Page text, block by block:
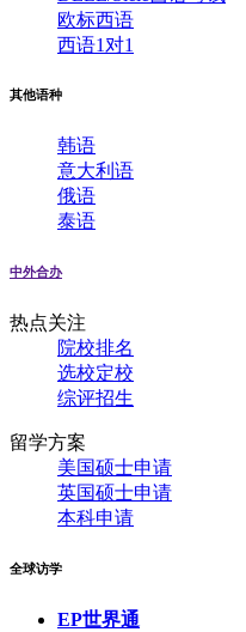
欧标西语
西语1对1
其他语种
韩语
意大利语
俄语
泰语
中外合办
热点关注
院校排名
选校定校
综评招生
留学方案
美国硕士申请
英国硕士申请
本科申请
全球访学
EP世界通